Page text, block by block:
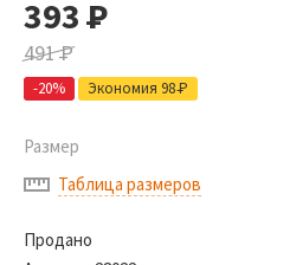
393Р
491Р
-20% Экономия 98Р
Размер
Таблица размеров
Продано